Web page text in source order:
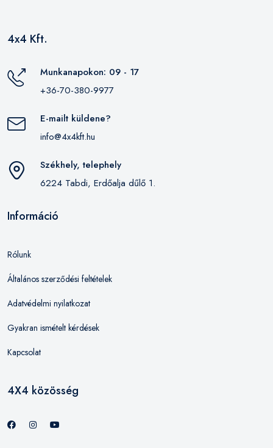
4x4 Kft.
Munkanapokon: 09 - 17
+36-70-380-9977
E-mailt küldene?
info@4x4kft.hu
Székhely, telephely
6224 Tabdi, Erdőalja dűlő 1.
Információ
Rólunk
Általános szerződési feltételek
Adatvédelmi nyilatkozat
Gyakran ismételt kérdések
Kapcsolat
4X4 közösség